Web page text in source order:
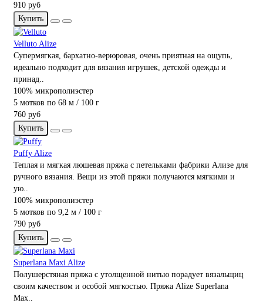
910 руб
Купить
Velluto Alize
Супермягкая, бархатно-верюровая, очень приятная на ощупь,
идеально подходит для вязания игрушек, детской одежды и
принад..
100% микрополиэстер
5 мотков по 68 м / 100 г
760 руб
Купить
Puffy Alize
Теплая и мягкая люшевая пряжа с петельками фабрики Ализе для
ручного вязания. Вещи из этой пряжи получаются мягкими и
ую..
100% микрополиэстер
5 мотков по 9,2 м / 100 г
790 руб
Купить
Superlana Maxi Alize
Полушерстяная пряжа с утолщенной нитью порадует вязальщиц
своим качеством и особой мягкостью. Пряжа Alize Superlana
Max..